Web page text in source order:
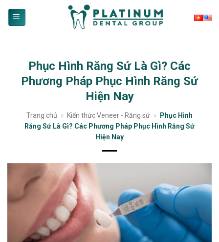
Phục Hình Răng Sứ Là Gì? Các
Phương Pháp Phục Hình Răng Sứ
Hiện Nay
Trang chủ » Kiến thức Veneer - Răng sứ »
Phục Hình
Răng Sứ Là Gì? Các Phương Pháp Phục Hình Răng Sứ
Hiện Nay